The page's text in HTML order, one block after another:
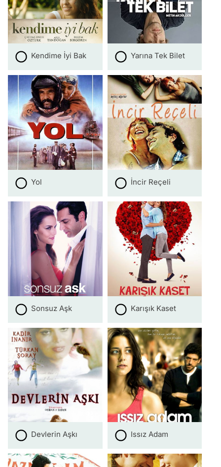
Kendime İyi Bak Yarına Tek Bilet
Yol İncir Reçeli
Sonsuz Aşk Karışık Kaset
Devlerin Aşkı Issız Adam